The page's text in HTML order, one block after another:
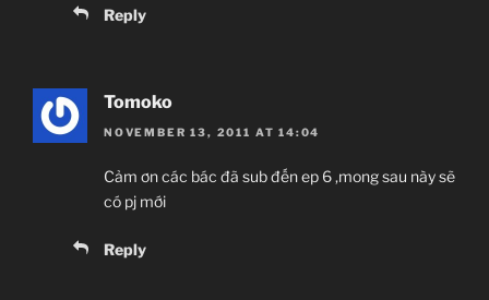
Reply
Tomoko
NOVEMBER 13, 2011 AT 14:04
Cảm ơn các bác đã sub đến ep 6 ,mong sau này sẽ
có pj mới
Reply